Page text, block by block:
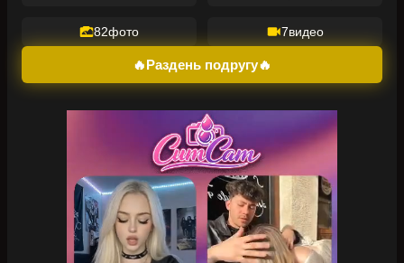
82фото 7видео
🔥Раздень подругу🔥